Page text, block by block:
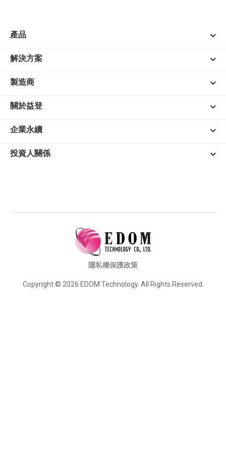
產品
解決方案
製造商
關於益登
企業永續
投資人關係
Copyright © 2026 EDOM Technology. All Rights Reserved.
隱私權保護政策